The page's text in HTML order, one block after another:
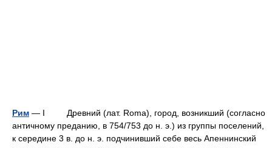
Рим — I Древний (лат. Roma), город, возникший (согласно
античному преданию, в 754/753 до н. э.) из группы поселений,
к середине 3 в. до н. э. подчинивший себе весь Апеннинский